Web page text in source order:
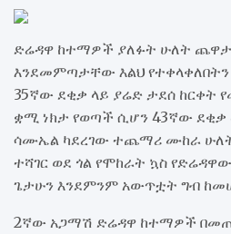
ድሬዳዋ ከተማዎች ያለፉት ሁለት
እንደመምጣታቸው እልህ የተቀላቀለበትን
35ኛው ደቂቃ ላይ ያሬድ ታደሰ ከርቀት
ቋሚ ነክታ የወጣች ሲሆን 43ኛው ደቂቃ
ሳሙኤል ካደረገው ተጨማሪ ሙከራ
ተሻገር ወደ ጎል የሞከራት ኳስ
ጌታሁን እንደምንም አውጥቷት ግብ
2ኛው አጋማሽ ድሬዳዋ ከተማዎች